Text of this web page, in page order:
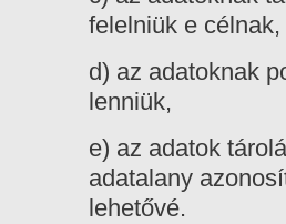
felelniük e
d) az adatoknak
lenniük,
e) az adatok
adatalany
lehetővé.